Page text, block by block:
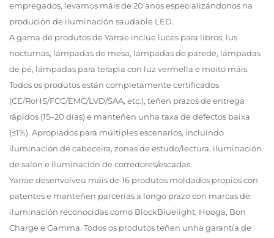
empregados, levamos máis de 20 anos especializándonos na
produción de iluminación saudable LED.
A gama de produtos de Yarrae inclúe luces para libros, lus
nocturnas, lámpadas de mesa, lámpadas de parede, lámpadas
de pé, lámpadas para terapia con luz vermella e moito máis.
Todos os produtos están completamente certificados
(CE/RoHS/FCC/EMC/LVD/SAA, etc.), teñen prazos de entrega
rápidos (15–20 días) e manteñen unha taxa de defectos baixa
(≤1%). Apropiados para múltiples escenarios, incluíndo
iluminación de cabeceira, zonas de estudo/lectura, iluminación
de salón e iluminación de corredores/escadas.
Yarrae desenvolveu máis de 16 produtos moldados propios con
patentes e manteñen parcerías a longo prazo con marcas de
iluminación reconocidas como BlockBluelight, Hooga, Bon
Charge e Gamma. Todos os produtos teñen unha garantía de